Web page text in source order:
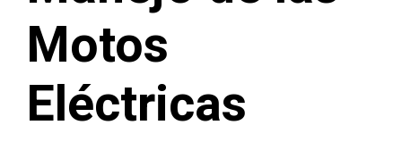
Motos
Eléctricas